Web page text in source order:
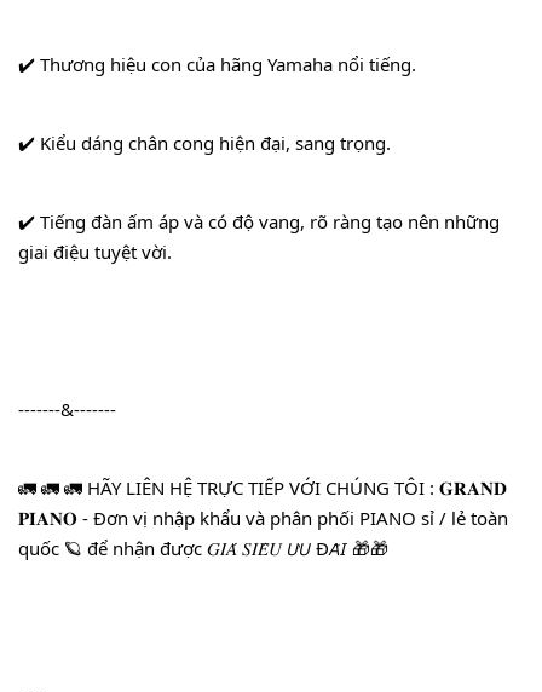
✔️ Thương hiệu con của hãng Yamaha nổi tiếng.
✔️ Kiểu dáng chân cong hiện đại, sang trọng.
✔️ Tiếng đàn ấm áp và có độ vang, rõ ràng tạo nên những
giai điệu tuyệt vời.
-------&-------
🚛 🚛 🚛 HÃY LIÊN HỆ TRỰC TIẾP VỚI CHÚNG TÔI : 𝐆𝐑𝐀𝐍𝐃
𝐏𝐈𝐀𝐍𝐎 - Đơn vị nhập khẩu và phân phối PIANO sỉ / lẻ toàn
quốc 🪐 để nhận được 𝐺𝐼𝐴́ 𝑆𝐼𝐸̂𝑈 𝘜̛𝘜 Đ𝘈̃𝘐 🎁🎁